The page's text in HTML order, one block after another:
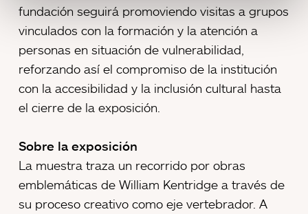
fundación seguirá promoviendo visitas a grupos
vinculados con la formación y la atención a
personas en situación de vulnerabilidad,
reforzando así el compromiso de la institución
con la accesibilidad y la inclusión cultural hasta
el cierre de la exposición.
Sobre la exposición
La muestra traza un recorrido por obras
emblemáticas de William Kentridge a través de
su proceso creativo como eje vertebrador. A